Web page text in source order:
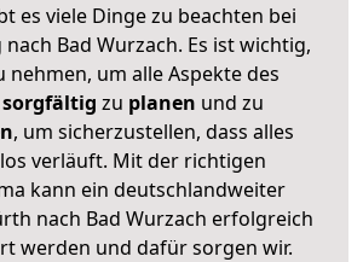
es viele Dinge zu beachten bei
Bad Wurzach. Es ist wichtig,
nehmen, um alle Aspekte des
sorgfältig zu planen und zu
, um sicherzustellen, dass alles
verläuft. Mit der richtigen
kann ein deutschlandweiter
nach Bad Wurzach erfolgreich
werden und dafür sorgen wir.